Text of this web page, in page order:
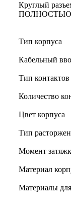
Круглый
ПОЛНОСТЬЮ
Тип корпуса
Кабельный
Тип контактов
Количество
Цвет корпуса
Тип
Момент
Материал
Материалы